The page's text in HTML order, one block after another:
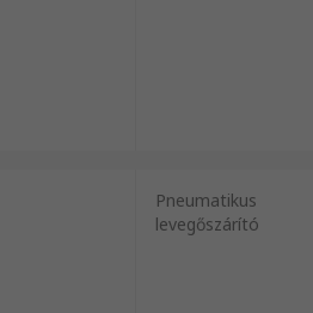
Pneumatikus
levegőszárító